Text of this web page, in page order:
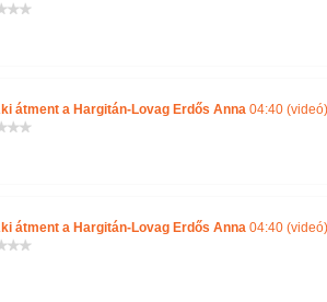
átment a Hargitán-Lovag Erdős Anna 04:40 (videó)
átment a Hargitán-Lovag Erdős Anna 04:40 (videó)